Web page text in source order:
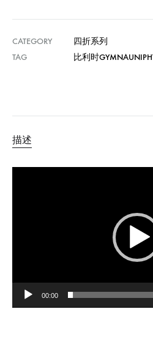
CATEGORY
四折系列
TAG
比利时
描述
00:00